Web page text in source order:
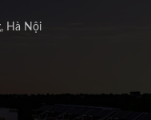
Hà Nội